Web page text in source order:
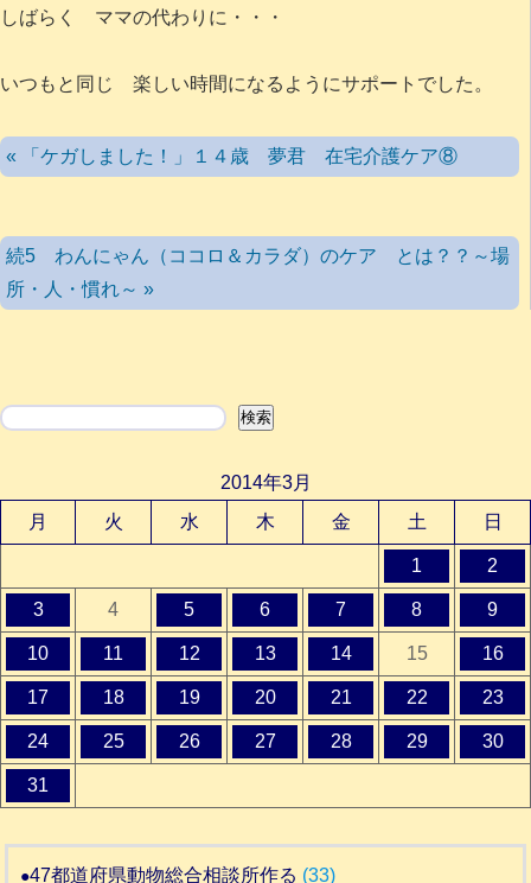
しばらく ママの代わりに・・・
いつもと同じ 楽しい時間になるようにサポートでした。
« 「ケガしました！」１４歳 夢君 在宅介護ケア⑧
続5 わんにゃん（ココロ＆カラダ）のケア とは？？～場
所・人・慣れ～ »
検索 検索
2014年3月
月
火 水 木 金 土 日
1 2
3 4 5 6 7 8 9
10 11 12 13 14 15 16
17 18 19 20 21 22 23
24 25 26 27 28 29 30
31
47都道府県動物総合相談所作る (33)